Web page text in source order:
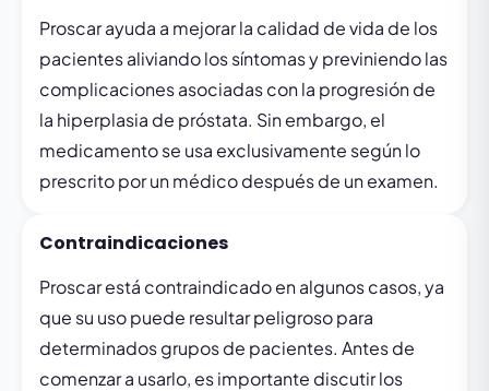
Proscar ayuda a mejorar la calidad de vida de los
pacientes aliviando los síntomas y previniendo las
complicaciones asociadas con la progresión de
la hiperplasia de próstata. Sin embargo, el
medicamento se usa exclusivamente según lo
prescrito por un médico después de un examen.
Contraindicaciones
Proscar está contraindicado en algunos casos, ya
que su uso puede resultar peligroso para
determinados grupos de pacientes. Antes de
comenzar a usarlo, es importante discutir los